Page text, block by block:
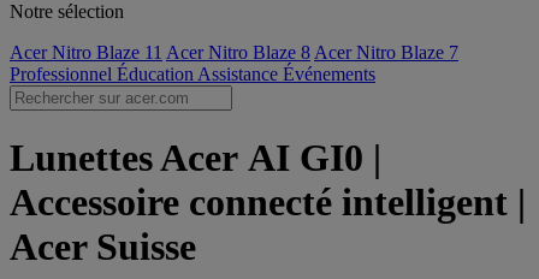
Notre sélection
Acer Nitro Blaze 11 Acer Nitro Blaze 8 Acer Nitro Blaze 7
Professionnel Éducation Assistance Événements
Lunettes Acer AI GI0 |
Accessoire connecté intelligent |
Acer Suisse